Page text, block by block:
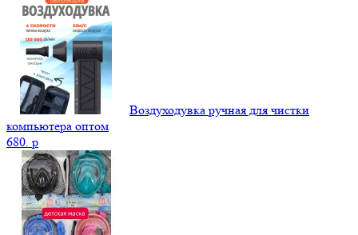
Воздуходувка ручная для чистки
компьютера оптом
680. p